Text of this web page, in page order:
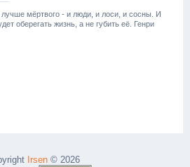
мёртвого - и люди, и лоси, и сосны. И
оберегать жизнь, а не губить её. Генри
Irsen © 2026